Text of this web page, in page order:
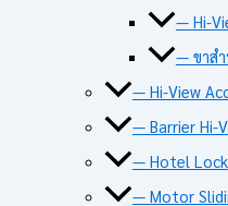
— Hi-
— ขาส
— Hi-View
— Barrier Hi-
— Hotel Lock
— Motor